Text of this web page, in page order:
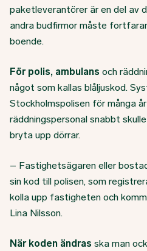
paketleverantörer är en del av
andra budfirmor måste
boende.
För polis, ambulans och
något som kallas blåljuskod.
Stockholmspolisen för många
räddningspersonal snabbt
bryta upp dörrar.
– Fastighetsägaren eller
sin kod till polisen, som
kolla upp fastigheten och
Lina Nilsson.
När koden ändras ska man